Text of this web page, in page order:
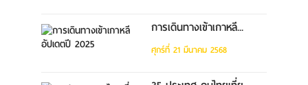
การเดินทางเข้าเกาหลี...
ศุกร์ที่ 21 มีนาคม 2568